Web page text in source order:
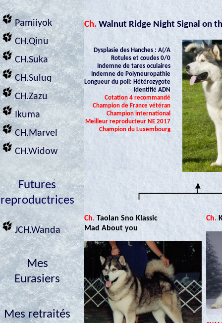
Pamiiyok
CH.Qinu
CH.Suka
CH.Suluq
CH.Zazu
Ikuma
CH.Marvel
CH.Widow
Futures
reproductrices
JCH.Wanda
Mes
Eurasiers
Mes retraités
Ch. Walnut Ridge NightSignal on
Dysplasie des Hanches : A(/A
Rotules et coudes 0/0
Indemne de tares oculaires
Indemne de Polyneuropathie
Longueur du poil: Hétérozygote
Identifié ADN
Cotation 4 recommandé
Champion de France vétéran
Champion international
Meilleur reproducteur NE 2017
Champion du Luxembourg
Ch. Taolan Sno Klassic
Mad About you
Ch.